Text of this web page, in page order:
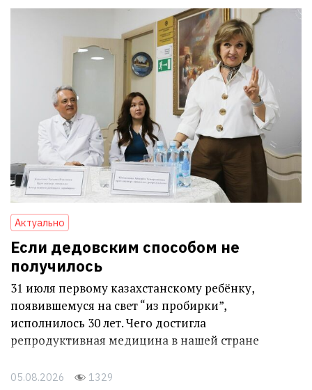
Актуально
Если дедовским способом не
получилось
31 июля первому казахстанскому ребёнку,
появившемуся на свет “из пробирки”,
исполнилось 30 лет. Чего достигла
репродуктивная медицина в нашей стране
05.08.2026 1329